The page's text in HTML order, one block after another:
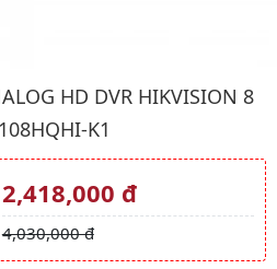
Đầu thu camera analog HD
HD DVR HIKVISION 8
K1
mãi
2,418,000 đ
4,030,000 đ